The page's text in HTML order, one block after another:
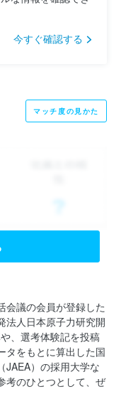
今すぐ確認する
マッチ度の見かた
会議の会員が登録した
法人日本原子力研究開
、選考体験記を投稿
タをもとに算出した国
JAEA）の採用大学な
考のひとつとして、ぜ